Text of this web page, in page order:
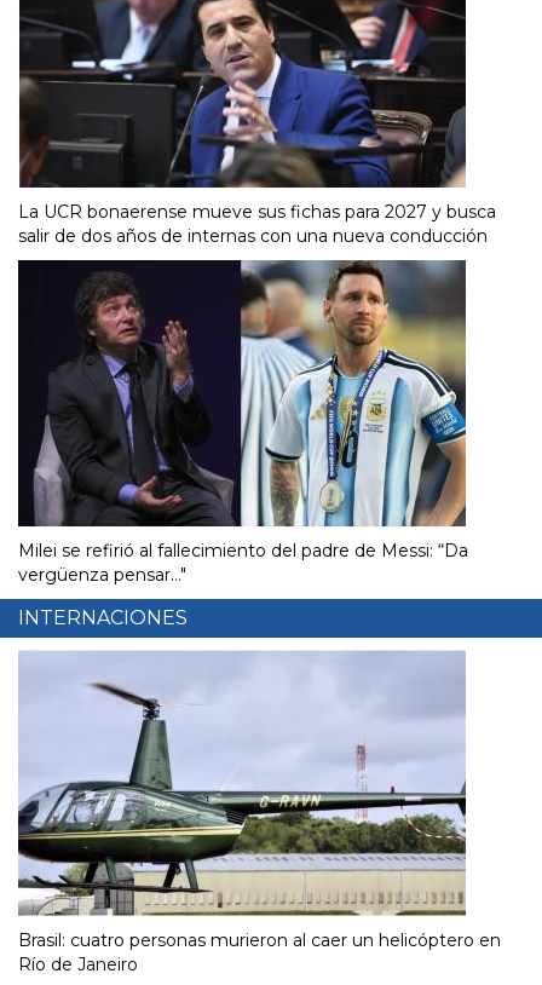
La UCR bonaerense mueve sus fichas para 2027 y busca
salir de dos años de internas con una nueva conducción
Milei se refirió al fallecimiento del padre de Messi: “Da
vergüenza pensar..."
INTERNACIONES
Brasil: cuatro personas murieron al caer un helicóptero en
Río de Janeiro